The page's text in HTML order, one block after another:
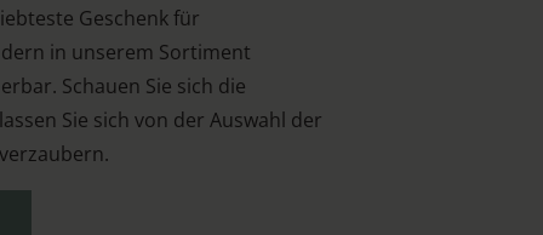
Geschenk für
in unserem Sortiment
Schauen Sie sich die
Sie sich von der Auswahl der